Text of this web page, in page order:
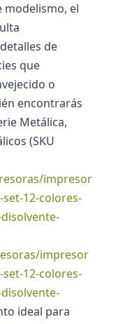
modelismo, el
de
que
o
encontrarás
Metálica,
(SKU
impresor
12-colores-
impresor
12-colores-
ideal para